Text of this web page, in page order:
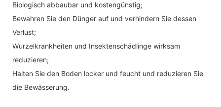
Biologisch abbaubar und kostengünstig;
Bewahren Sie den Dünger auf und verhindern Sie dessen
Verlust;
Wurzelkrankheiten und Insektenschädlinge wirksam
reduzieren;
Halten Sie den Boden locker und feucht und reduzieren Sie
die Bewässerung.